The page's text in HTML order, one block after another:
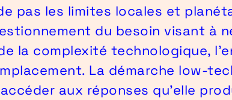
pas les limites locales et
du besoin visant à
la complexité technologique,
La démarche low-
aux réponses qu’elle